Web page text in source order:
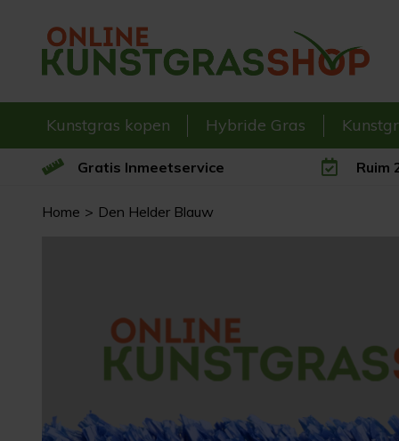
Kunstgras kopen Hybride Gras
Gratis Inmeetservice Ruim
Home Den Helder Blauw